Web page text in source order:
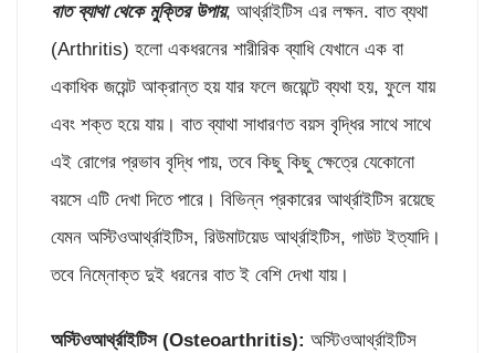
বাত ব্যাথা থেকে মুক্তির উপায়, আর্থ্রাইটিস এর লক্ষন. বাত ব্যথা
(Arthritis) হলো একধরনের শারীরিক ব্যাধি যেখানে এক বা
একাধিক জয়েন্ট আক্রান্ত হয় যার ফলে জয়েন্টে ব্যথা হয়, ফুলে যায়
এবং শক্ত হয়ে যায়। বাত ব্যাথা সাধারণত বয়স বৃদ্ধির সাথে সাথে
এই রোগের প্রভাব বৃদ্ধি পায়, তবে কিছু কিছু ক্ষেত্রে যেকোনো
বয়সে এটি দেখা দিতে পারে। বিভিন্ন প্রকারের আর্থ্রাইটিস রয়েছে
যেমন অস্টিওআর্থ্রাইটিস, রিউমাটয়েড আর্থ্রাইটিস, গাউট ইত্যাদি।
তবে নিম্নোক্ত দুই ধরনের বাত ই বেশি দেখা যায়।
অস্টিওআর্থ্রাইটিস (Osteoarthritis): অস্টিওআর্থ্রাইটিস